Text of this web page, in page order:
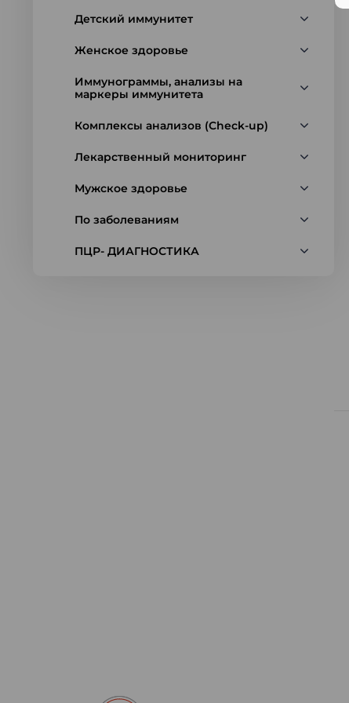
Детский иммунитет
Женское здоровье
Иммунограммы, анализы на
маркеры иммунитета
Комплексы анализов (Check-up)
Лекарственный мониторинг
Мужское здоровье
По заболеваниям
ПЦР- ДИАГНОСТИКА